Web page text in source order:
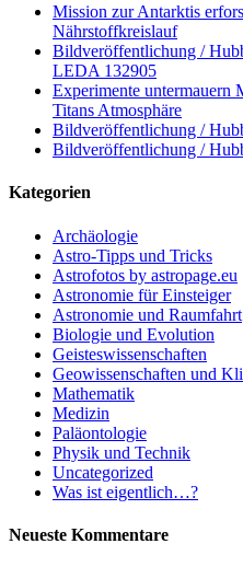
Mission zur Antarktis
Nährstoffkreislauf
Bildveröffentlichung /
LEDA 132905
Experimente untermauern
Titans Atmosphäre
Bildveröffentlichung /
Bildveröffentlichung /
Kategorien
Archäologie
Astro-Tipps und Tricks
Astrofotos by astropage.eu
Astronomie für Einsteiger
Astronomie und Raumfahrt
Biologie und Evolution
Geisteswissenschaften
Geowissenschaften und
Mathematik
Medizin
Paläontologie
Physik und Technik
Uncategorized
Was ist eigentlich…?
Neueste Kommentare